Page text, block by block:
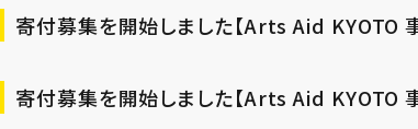
寄付募集を開始しました【Arts Aid KYOTO
寄付募集を開始しました【Arts Aid KYOTO